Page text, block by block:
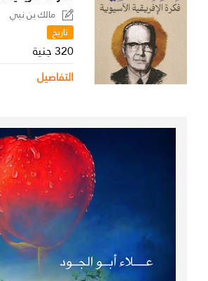
مالك بن نبي
تاريخ
320 جنية
التفاصيل